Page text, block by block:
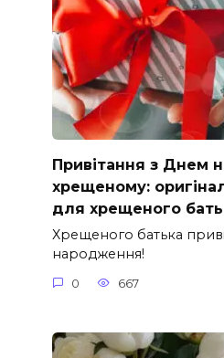
Привітання з Днем
хрещеному:
для хрещеного
Хрещеного батька
народження!
0 667